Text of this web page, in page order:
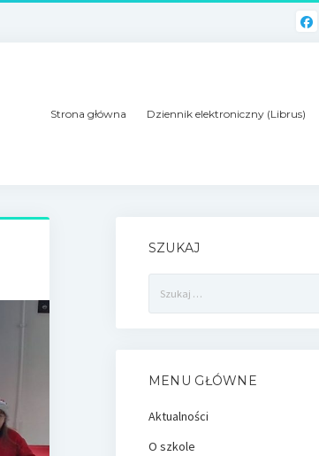
Strona główna Dziennik elektroniczny (Librus)
SZUKAJ
MENU GŁÓWNE
Aktualności
O szkole